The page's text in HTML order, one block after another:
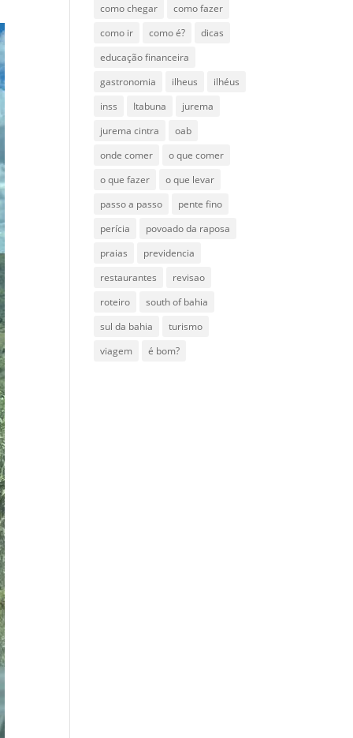
como chegar
como fazer
como ir
como é?
dicas
educação financeira
gastronomia
ilheus
ilhéus
inss
Itabuna
jurema
jurema cintra
oab
onde comer
o que comer
o que fazer
o que levar
passo a passo
pente fino
perícia
povoado da raposa
praias
previdencia
restaurantes
revisao
roteiro
south of bahia
sul da bahia
turismo
viagem
é bom?